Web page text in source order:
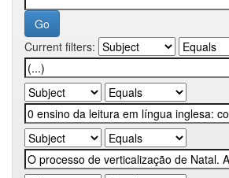
Current filters: